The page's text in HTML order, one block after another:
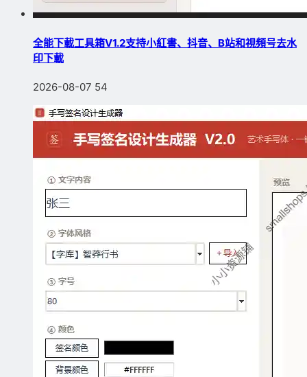
全能下載工具箱V1.2支持小紅書、抖音、B站和視頻号去水
印下載
2026-08-07 54